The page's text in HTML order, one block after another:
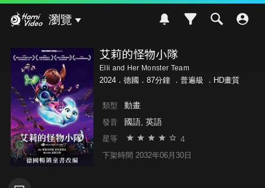
瀏覽
艾莉的怪物小隊
Elli and Her Monster Team
2024．德國．87分鐘 ． 普遍級 ．HD畫質
類型 動畫
發音 國語, 英語
星等 4
下架時間 2032年06月30日